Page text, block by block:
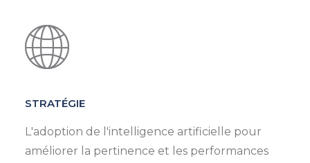
STRATÉGIE
L'adoption de l'intelligence artificielle pour
améliorer la pertinence et les performances